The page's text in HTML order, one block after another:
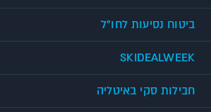
ביטוח נסיעות לחו"ל
SKIDEALWEEK
חבילות סקי באיטליה